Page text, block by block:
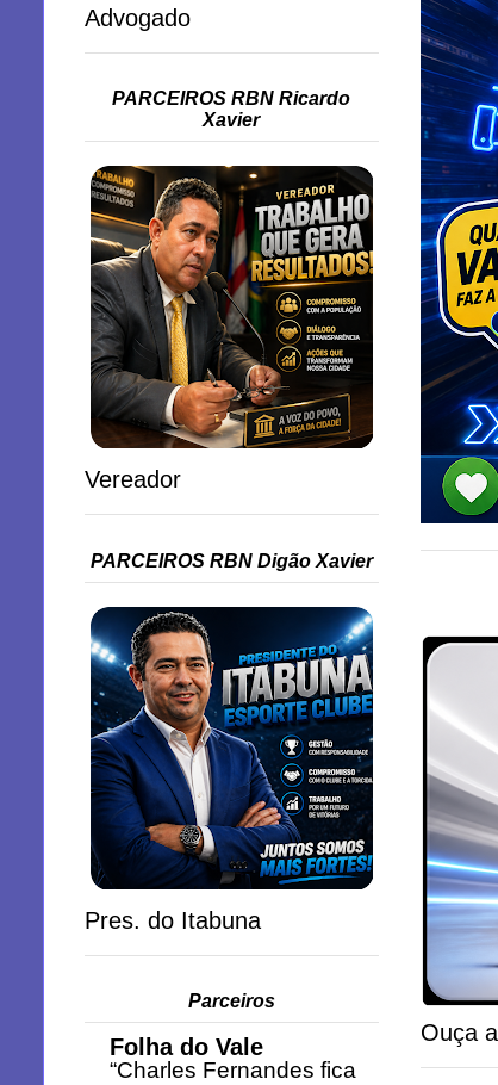
Ouça
Advogado
PARCEIROS RBN Ricardo
Xavier
Vereador
PARCEIROS RBN Digão Xavier
Pres. do Itabuna
Parceiros
Folha do Vale
“Charles Fernandes fica